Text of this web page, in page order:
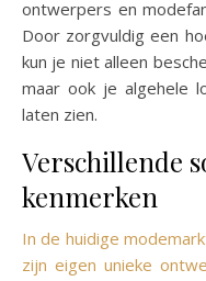
ontwerpers en
Door zorgvuldig een
kun je niet alleen
maar ook je algehele
laten zien.
Verschillende
kenmerken
In de huidige
zijn eigen unieke